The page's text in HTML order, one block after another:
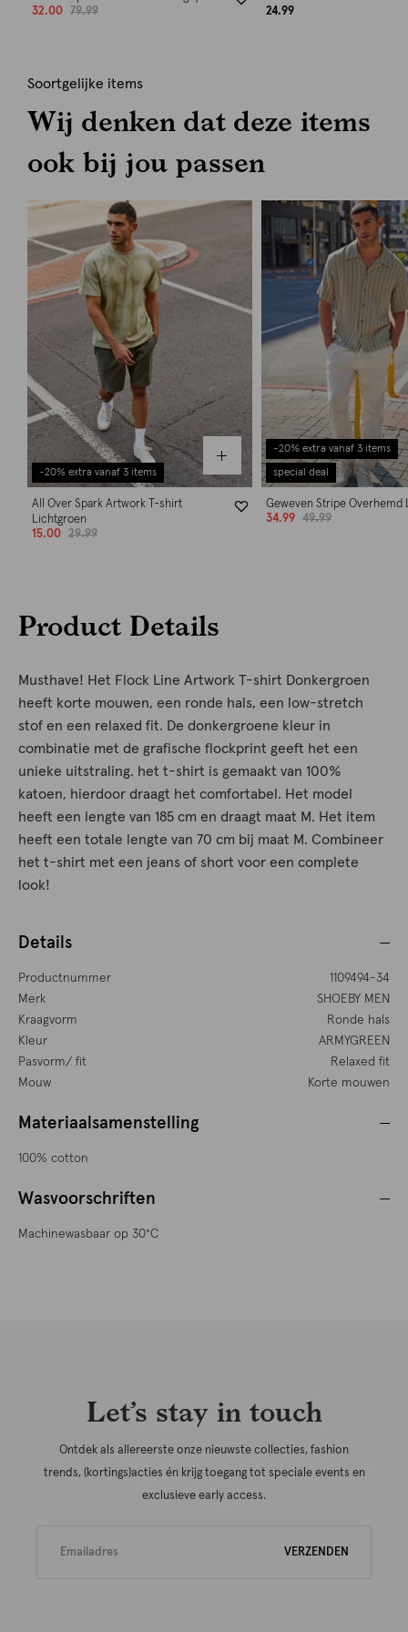
32.00
79.99
24.99
Soortgelijke items
Wij denken dat deze items
ook bij jou passen
-20% extra vanaf 3 items
All Over Spark Artwork T-shirt
Lichtgroen
15.00
29.99
-20% extra vanaf 3 items
special deal
Geweven Stripe Overhemd
34.99
49.99
Product Details
Musthave! Het Flock Line Artwork T-shirt Donkergroen
heeft korte mouwen, een ronde hals, een low-stretch
stof en een relaxed fit. De donkergroene kleur in
combinatie met de grafische flockprint geeft het een
unieke uitstraling. het t-shirt is gemaakt van 100%
katoen, hierdoor draagt het comfortabel. Het model
heeft een lengte van 185 cm en draagt maat M. Het item
heeft een totale lengte van 70 cm bij maat M. Combineer
het t-shirt met een jeans of short voor een complete
look!
Details
Productnummer
1109494-34
Merk
SHOEBY MEN
Kraagvorm
Ronde hals
Kleur
ARMYGREEN
Pasvorm/ fit
Relaxed fit
Mouw
Korte mouwen
Materiaalsamenstelling
100% cotton
Wasvoorschriften
Machinewasbaar op 30°C
Let’s stay in touch
Ontdek als allereerste onze nieuwste collecties, fashion
trends, (kortings)acties én krijg toegang tot speciale events en
exclusieve early access.
VERZENDEN